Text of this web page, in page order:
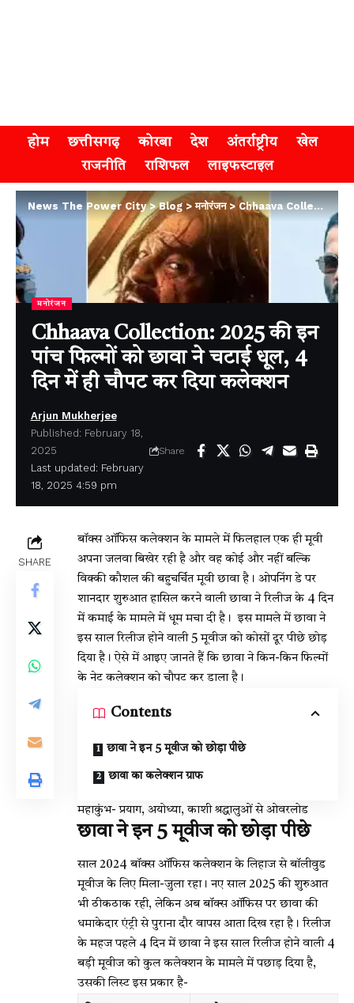
होम छत्तीसगढ़ कोरबा देश अंतर्राष्ट्रीय
खेल
राजनीति
राशिफल लाइफस्टाइल
News The Power City>Blog>मनोरंजन> Chhaava Collection: 2025 की इन पांच फिल्मों को छावा ने चटाई धूल, 4 दिन में ही चौपट कर दिया कलेक्शन
मनोरंजन
Chhaava Collection: 2025 की इन
पांच फिल्मों को छावा ने चटाई धूल, 4
दिन में ही चौपट कर दिया कलेक्शन
Last updated: February
18, 2025 4:59 pm
Arjun Mukherjee
Published: February 18,
2025
Share
SHARE
बॉक्स ऑफिस कलेक्शन के मामले में फिलहाल एक ही मूवी
अपना जलवा बिखेर रही है और वह कोई और नहीं बल्कि
विक्की कौशल की बहुचर्चित मूवी छावा है। ओपनिंग डे पर
शानदार शुरुआत हासिल करने वाली छावा ने रिलीज के 4 दिन
में कमाई के मामले में धूम मचा दी है। इस मामले में छावा ने
इस साल रिलीज होने वाली 5 मूवीज को कोसों दूर पीछे छोड़
दिया है। ऐसे में आइए जानते हैं कि छावा ने किन-किन फिल्मों
के नेट कलेक्शन को चौपट कर डाला है।
Contents
छावा ने इन 5 मूवीज को छोड़ा पीछे
छावा का कलेक्शन ग्राफ
महाकुंभ- प्रयाग, अयोध्या, काशी श्रद्धालुओं से ओवरलोड
छावा ने इन 5 मूवीज को छोड़ा पीछे
साल 2024 बॉक्स ऑफिस कलेक्शन के लिहाज से बॉलीवुड
मूवीज के लिए मिला-जुला रहा। नए साल 2025 की शुरुआत
भी ठीकठाक रही, लेकिन अब बॉक्स ऑफिस पर छावा की
धमाकेदार एंट्री से पुराना दौर वापस आता दिख रहा है। रिलीज
के महज पहले 4 दिन में छावा ने इस साल रिलीज होने वाली 4
बड़ी मूवीज को कुल कलेक्शन के मामले में पछाड़ दिया है,
उसकी लिस्ट इस प्रकार है-